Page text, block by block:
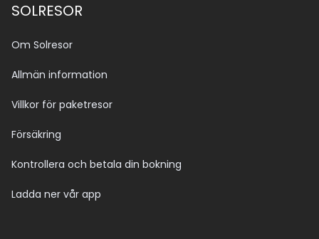
SOLRESOR
Om Solresor
Allmän information
Villkor för paketresor
Försäkring
Kontrollera och betala din bokning
Ladda ner vår app